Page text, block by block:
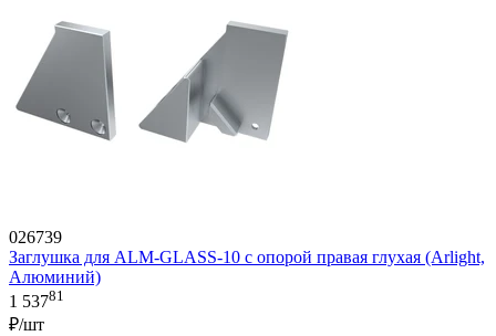
026739
Заглушка для ALM-GLASS-10 с опорой правая глухая (Arlight,
Алюминий)
1 53781
₽/шт